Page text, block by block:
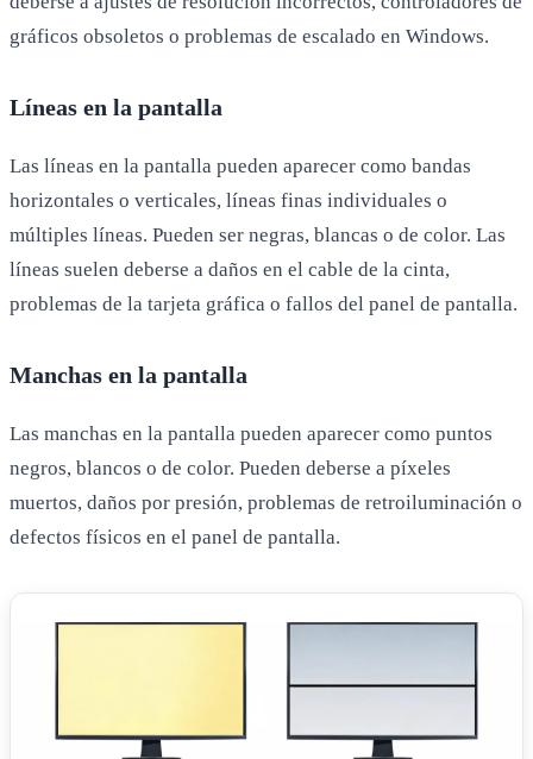
gráficos obsoletos o problemas de escalado en Windows.
Líneas en la pantalla
Las líneas en la pantalla pueden aparecer como bandas
horizontales o verticales, líneas finas individuales o
múltiples líneas. Pueden ser negras, blancas o de color. Las
líneas suelen deberse a daños en el cable de la cinta,
problemas de la tarjeta gráfica o fallos del panel de pantalla.
Manchas en la pantalla
Las manchas en la pantalla pueden aparecer como puntos
negros, blancos o de color. Pueden deberse a píxeles
muertos, daños por presión, problemas de retroiluminación o
defectos físicos en el panel de pantalla.